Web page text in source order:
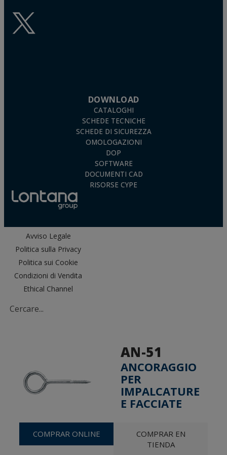
DOWNLOAD
CATALOGHI
SCHEDE TECNICHE
SCHEDE DI SICUREZZA
OMOLOGAZIONI
DOP
SOFTWARE
DOCUMENTI CAD
RISORSE CYPE
Avviso Legale
Politica sulla Privacy
Politica sui Cookie
Condizioni di Vendita
Ethical Channel
AN-51
ANCORAGGIO
PER
IMPALCATURE
E FACCIATE
COMPRAR ONLINE
COMPRAR EN
TIENDA